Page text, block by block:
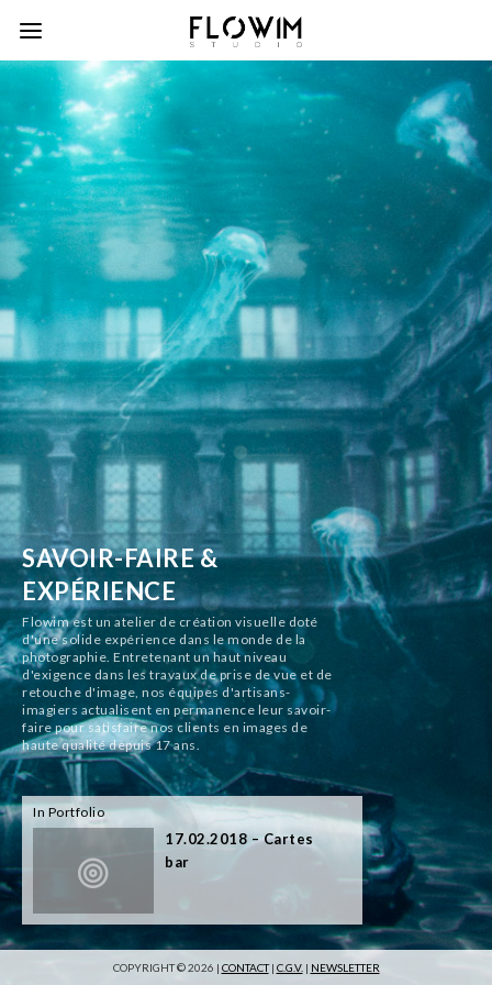
SAVOIR-FAIRE &
EXPÉRIENCE
Flowim est un atelier de création visuelle doté
d'une solide expérience dans le monde de la
photographie. Entretenant un haut niveau
d'exigence dans les travaux de prise de vue et de
retouche d'image, nos équipes d'artisans-
imagiers actualisent en permanence leur savoir-
faire pour satisfaire nos clients en images de
haute qualité depuis 17 ans.
In Portfolio
17.02.2018 – Cartes
bar
COPYRIGHT © 2026 | CONTACT| C.G.V. | NEWSLETTER